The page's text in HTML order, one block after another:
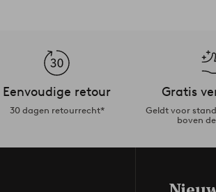
Eenvoudige retour
30 dagen retourrecht*
Gratis
Geldt voor
boven de